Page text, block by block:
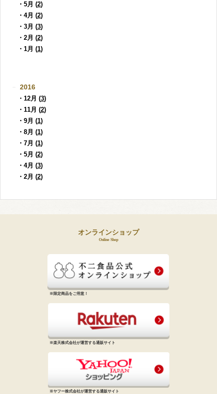
・5月 (2)
・4月 (2)
・3月 (3)
・2月 (2)
・1月 (1)
2016
・12月 (3)
・11月 (2)
・9月 (1)
・8月 (1)
・7月 (1)
・5月 (2)
・4月 (3)
・2月 (2)
オンラインショップ
Online Shop
※限定商品をご用意！
※楽天株式会社が運営する通販サイト
※ヤフー株式会社が運営する通販サイト